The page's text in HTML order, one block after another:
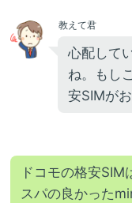
教えて君
心配して
ね。もし
安SIMが
ドコモの格安SIM
スパの良かった